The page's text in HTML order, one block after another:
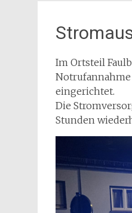
Im Ortsteil
eingerichtet.
Die
Stunden